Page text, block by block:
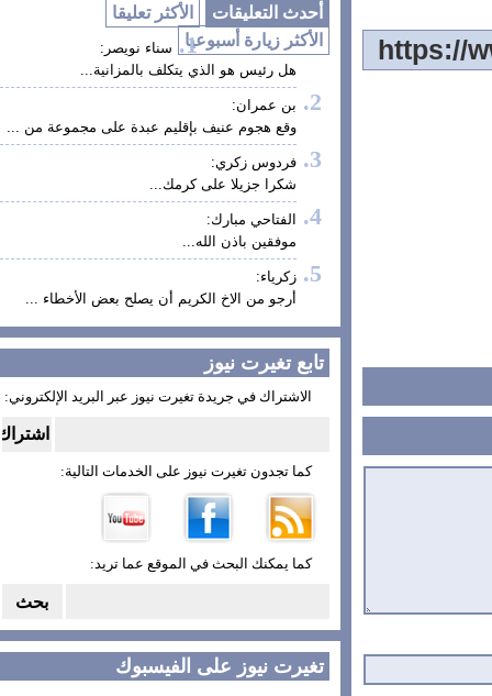
أحدث التعليقات
الأكثر تعليقا
الأكثر زيارة أسبوعيا
سناء نويصر:
هل رئيس هو الذي يتكلف بالمزانية...
بن عمران:
وقع هجوم عنيف بإقليم عبدة على مجموعة من ...
فردوس زكري:
شكرا جزيلا على كرمك...
الفتاحي مبارك:
موفقين باذن الله...
زكرياء:
أرجو من الاخ الكريم أن يصلح بعض الأخطاء ...
تابع تغيرت نيوز
الاشتراك في جريدة تغيرت نيوز عبر البريد الإلكتروني:
كما تجدون تغيرت نيوز على الخدمات التالية:
كما يمكنك البحث في الموقع عما تريد:
تغيرت نيوز على الفيسبوك